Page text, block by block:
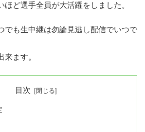
ほど選手全員が大活躍をしました。
でも生中継は勿論見逃し配信でいつで
来ます。
目次